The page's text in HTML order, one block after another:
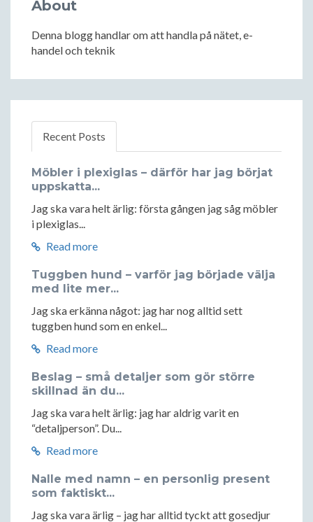
About
Denna blogg handlar om att handla på nätet, e-
handel och teknik
Recent Posts
Möbler i plexiglas – därför har jag börjat
uppskatta...
Jag ska vara helt ärlig: första gången jag såg möbler
i plexiglas...
Read more
Tuggben hund – varför jag började välja
med lite mer...
Jag ska erkänna något: jag har nog alltid sett
tuggben hund som en enkel...
Read more
Beslag – små detaljer som gör större
skillnad än du...
Jag ska vara helt ärlig: jag har aldrig varit en
“detaljperson”. Du...
Read more
Nalle med namn – en personlig present
som faktiskt...
Jag ska vara ärlig – jag har alltid tyckt att gosedjur